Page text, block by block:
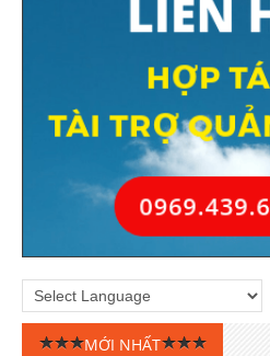
MỚI NHẤT